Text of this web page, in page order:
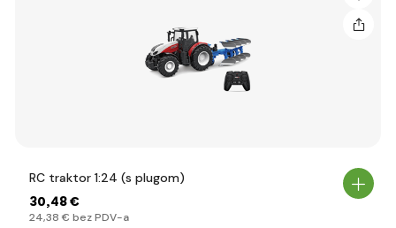
RC traktor 1:24 (s plugom)
30,48 €
24,38 € bez PDV-a